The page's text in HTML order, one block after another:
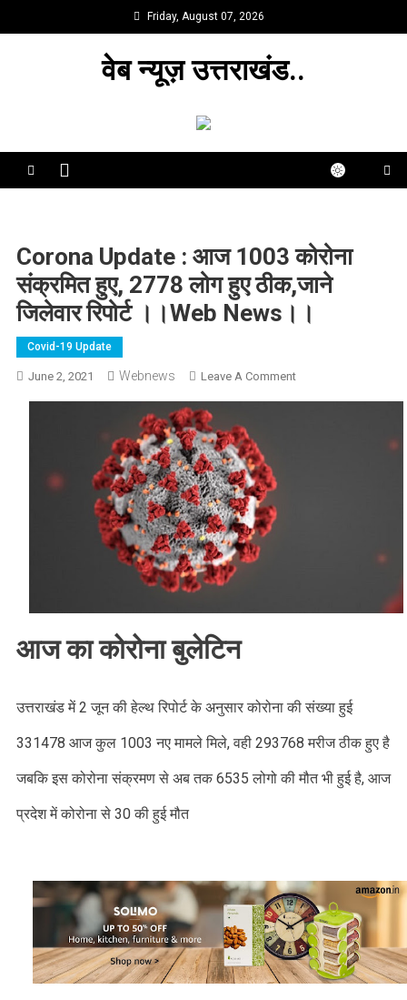
to
Friday, August 07, 2026
वेब न्यूज़ उत्तराखंड..
Corona Update : आज 1003 कोरोना
संक्रमित हुए, 2778 लोग हुए ठीक,जाने
जिलेवार रिपोर्ट ।।web News।।
Covid-19 Update
June 2, 2021 Webnews Leave A CommentOn
Web
आज का कोरोना बुलेटिन
उत्तराखंड में 2 जून की हेल्थ रिपोर्ट के अनुसार कोरोना की संख्या हुई
331478 आज कुल 1003 नए मामले मिले, वही 293768 मरीज ठीक हुए है
जबकि इस कोरोना संक्रमण से अब तक 6535 लोगो की मौत भी हुई है, आज
प्रदेश में कोरोना से 30 की हुई मौत